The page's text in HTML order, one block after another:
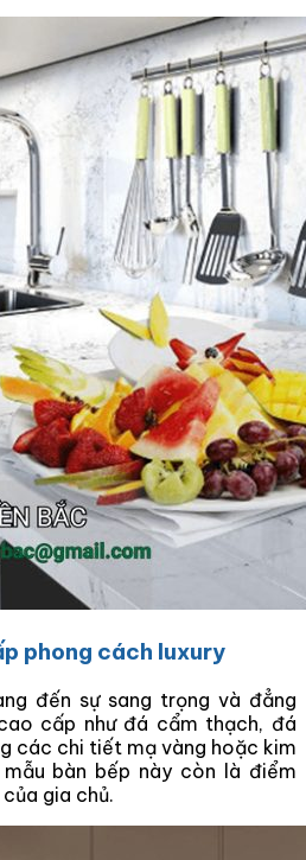
phong cách luxury
đến sự sang trọng và đẳng
cấp như đá cẩm thạch, đá
các chi tiết mạ vàng hoặc kim
mẫu bàn bếp này còn là điểm
gia chủ.